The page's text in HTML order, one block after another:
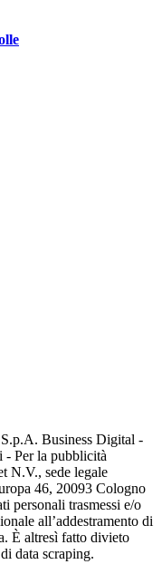
Business Digital -
- Per la pubblicità
N.V., sede legale
46, 20093 Cologno
personali trasmessi e/o
all’addestramento di
È altresì fatto divieto
data scraping.